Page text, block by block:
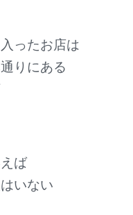
ったお店は
りにある
ば
いない